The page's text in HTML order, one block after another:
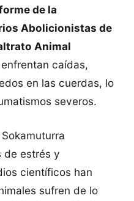
de la
Abolicionistas de
Animal
caídas,
en las cuerdas, lo
severos.
de estrés y
científicos han
sufren de lo